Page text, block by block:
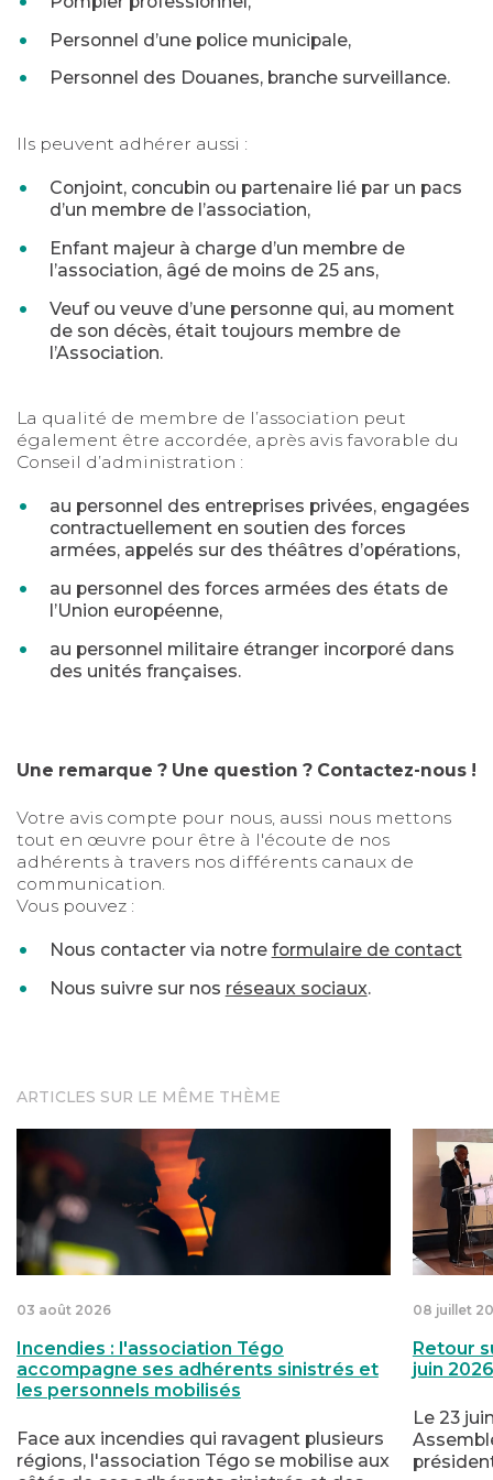
Personnel d’une police municipale,
Personnel des Douanes, branche surveillance.
Ils peuvent adhérer aussi :
Conjoint, concubin ou partenaire lié par un pacs
d’un membre de l’association,
Enfant majeur à charge d’un membre de
l’association, âgé de moins de 25 ans,
Veuf ou veuve d’une personne qui, au moment
de son décès, était toujours membre de
l’Association.
La qualité de membre de l’association peut
également être accordée, après avis favorable du
Conseil d’administration :
au personnel des entreprises privées, engagées
contractuellement en soutien des forces
armées, appelés sur des théâtres d’opérations,
au personnel des forces armées des états de
l’Union européenne,
au personnel militaire étranger incorporé dans
des unités françaises.
Une remarque ? Une question ? Contactez-nous !
Votre avis compte pour nous, aussi nous mettons
tout en œuvre pour être à l'écoute de nos
adhérents à travers nos différents canaux de
communication.
Vous pouvez :
Nous contacter via notre formulaire de contact
Nous suivre sur nos réseaux sociaux.
ARTICLES SUR LE MÊME THÈME
Incendies : l'association Tégo accompagne ses
03 août 2026
Incendies : l'association Tégo
accompagne ses adhérents sinistrés et
les personnels mobilisés
Face aux incendies qui ravagent plusieurs
régions, l'association Tégo se mobilise aux
Retour
08 juillet
Retour
juin 2026
Le 23